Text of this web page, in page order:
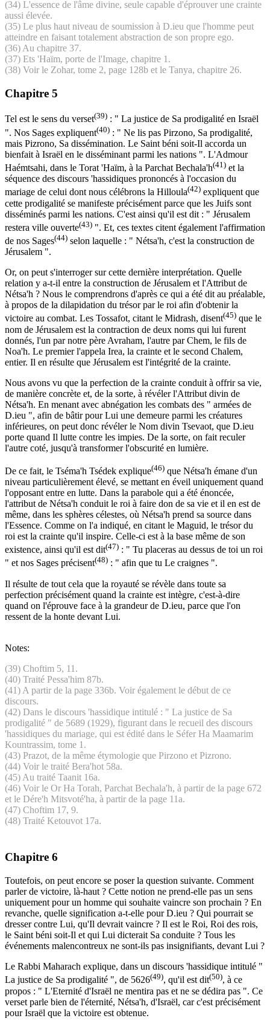
(34) L'essence de l'âme divine, seule capable d'éprouver une crainte
aussi élevée.
(35) Le plus haut niveau de soumission à D.ieu que l'homme peut
atteindre en faisant totalement abstraction de son propre ego.
(36) Au chapitre 37.
(37) Ets 'Haïm, porte de l'Image, chapitre 1.
(38) Voir le Zohar, tome 2, page 128b et le Tanya, chapitre 26.
Chapitre 5
Tel est le sens du verset(39) : " La justice de Sa prodigalité en Israël
". Nos Sages expliquent(40) : " Ne lis pas Pirzono, Sa prodigalité,
mais Pizrono, Sa dissémination. Le Saint béni soit-Il accorda un
bienfait à Israël en le disséminant parmi les nations ". L'Admour
Haémtsahi, dans le Torat 'Haïm, à la Parchat Bechala'h(41) et la
séquence des discours 'hassidiques prononcés à l'occasion du
mariage de celui dont nous célébrons la Hilloula(42) expliquent que
cette prodigalité se manifeste précisément parce que les Juifs sont
disséminés parmi les nations. C'est ainsi qu'il est dit : " Jérusalem
restera ville ouverte(43) ". Et, ces textes citent également l'affirmation
de nos Sages(44) selon laquelle : " Nétsa'h, c'est la construction de
Jérusalem ".
Or, on peut s'interroger sur cette dernière interprétation. Quelle
relation y a-t-il entre la construction de Jérusalem et l'Attribut de
Nétsa'h ? Nous le comprendrons d'après ce qui a été dit au préalable,
à propos de la dilapidation du trésor par le roi afin d'obtenir la
victoire au combat. Les Tossafot, citant le Midrash, disent(45) que le
nom de Jérusalem est la contraction de deux noms qui lui furent
donnés, l'un par notre père Avraham, l'autre par Chem, le fils de
Noa'h. Le premier l'appela Irea, la crainte et le second Chalem,
entier. Il en résulte que Jérusalem est l'intégrité de la crainte.
Nous avons vu que la perfection de la crainte conduit à offrir sa vie,
de manière concrète et, de la sorte, à révéler l'Attribut divin de
Nétsa'h. En menant avec abnégation les combats des " armées de
D.ieu ", afin de bâtir pour Lui une demeure parmi les créatures
inférieures, on peut donc révéler le Nom divin Tsevaot, que D.ieu
porte quand Il lutte contre les impies. De la sorte, on fait reculer
l'autre coté, jusqu'à transformer l'obscurité en lumière.
De ce fait, le Tséma'h Tsédek explique(46) que Nétsa'h émane d'un
niveau particulièrement élevé, se mettant en éveil uniquement quand
l'opposant entre en lutte. Dans la parabole qui a été énoncée,
l'attribut de Nétsa'h conduit le roi à faire don de sa vie et il en est de
même, dans les sphères célestes, où Nétsa'h prend sa source dans
l'Essence. Comme on l'a indiqué, en citant le Maguid, le trésor du
roi est la crainte qu'il inspire. Celle-ci est à la base même de son
existence, ainsi qu'il est dit(47) : " Tu placeras au dessus de toi un roi
" et nos Sages précisent(48) : " afin que tu Le craignes ".
Il résulte de tout cela que la royauté se révèle dans toute sa
perfection précisément quand la crainte est intègre, c'est-à-dire
quand on l'éprouve face à la grandeur de D.ieu, parce que l'on
ressent de la honte devant Lui.
Notes:
(39) Choftim 5, 11.
(40) Traité Pessa'him 87b.
(41) A partir de la page 336b. Voir également le début de ce
discours.
(42) Dans le discours 'hassidique intitulé : " La justice de Sa
prodigalité " de 5689 (1929), figurant dans le recueil des discours
'hassidiques du mariage, qui est édité dans le Séfer Ha Maamarim
Kountrassim, tome 1.
(43) Prazot, de la même étymologie que Pirzono et Pizrono.
(44) Voir le traité Bera'hot 58a.
(45) Au traité Taanit 16a.
(46) Voir le Or Ha Torah, Parchat Bechala'h, à partir de la page 672
et le Dére'h Mitsvoté'ha, à partir de la page 11a.
(47) Choftim 17, 9.
(48) Traité Ketouvot 17a.
Chapitre 6
Toutefois, on peut encore se poser la question suivante. Comment
parler de victoire, là-haut ? Cette notion ne prend-elle pas un sens
uniquement pour un homme qui souhaite vaincre son prochain ? En
revanche, quelle signification a-t-elle pour D.ieu ? Qui pourrait se
dresser contre Lui, qu'Il devrait vaincre ? Il est le Roi, Roi des rois,
le Saint béni soit-Il et qui Lui dicterait Sa conduite ? Tous les
événements malencontreux ne sont-ils pas insignifiants, devant Lui ?
Le Rabbi Maharach explique, dans un discours 'hassidique intitulé "
La justice de Sa prodigalité ", de 5626(49), qu'il est dit(50), à ce
propos : " L'Eternité d'Israël ne mentira pas et ne se dédira pas ". Ce
verset parle bien de l'éternité, Nétsa'h, d'Israël, car c'est précisément
pour Israël que la victoire est obtenue.